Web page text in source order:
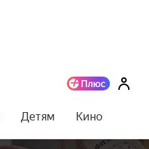
Детям Кино